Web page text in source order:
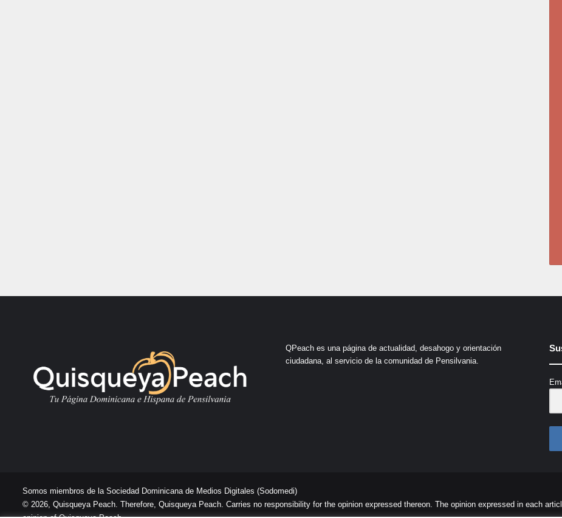
QPeach es una página de actualidad, desahogo y orientación
ciudadana, al servicio de la comunidad de Pensilvania.
Somos miembros de la Sociedad Dominicana de Medios Digitales (Sodomedi)
© 2026, Quisqueya Peach. Therefore, Quisqueya Peach. Carries no responsibility for the opinion expressed thereon. The opinion expressed in each